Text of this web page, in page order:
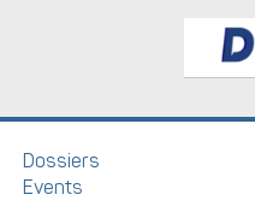
Dossiers
Events